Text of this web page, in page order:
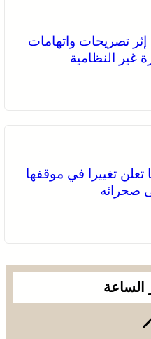
تصريحات واتهامات
غير النظامية
تعلن تغييرا في موقفها
صحرائه
الساعة